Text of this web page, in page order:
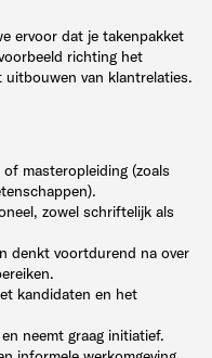
ervoor dat je takenpakket
richting het
van klantrelaties.
masteropleiding (zoals
zowel schriftelijk als
denkt voortdurend na over
kandidaten en het
neemt graag initiatief.